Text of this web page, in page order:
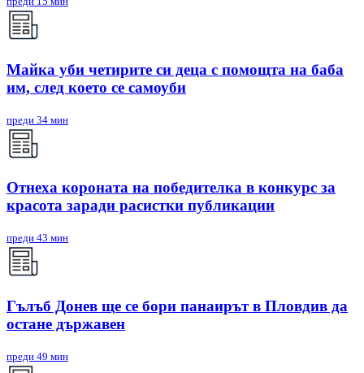
Майка уби четирите си деца с помощта на баба
им, след което се самоуби
преди 34 мин
Отнеха короната на победителка в конкурс за
красота заради расистки публикации
преди 43 мин
Гълъб Донев ще се бори панаирът в Пловдив да
остане държавен
преди 49 мин